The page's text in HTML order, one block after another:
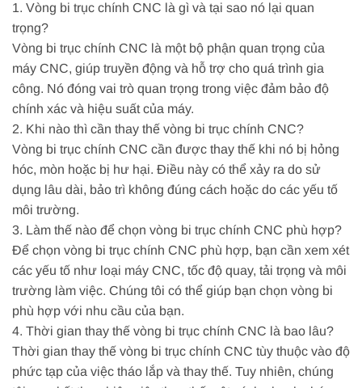
1. Vòng bi trục chính CNC là gì và tại sao nó lại quan
trọng?
Vòng bi trục chính CNC là một bộ phận quan trọng của
máy CNC, giúp truyền động và hỗ trợ cho quá trình gia
công. Nó đóng vai trò quan trọng trong việc đảm bảo độ
chính xác và hiệu suất của máy.
2. Khi nào thì cần thay thế vòng bi trục chính CNC?
Vòng bi trục chính CNC cần được thay thế khi nó bị hỏng
hóc, mòn hoặc bị hư hại. Điều này có thể xảy ra do sử
dụng lâu dài, bảo trì không đúng cách hoặc do các yếu tố
môi trường.
3. Làm thế nào để chọn vòng bi trục chính CNC phù hợp?
Để chọn vòng bi trục chính CNC phù hợp, bạn cần xem xét
các yếu tố như loại máy CNC, tốc độ quay, tải trọng và môi
trường làm việc. Chúng tôi có thể giúp bạn chọn vòng bi
phù hợp với nhu cầu của bạn.
4. Thời gian thay thế vòng bi trục chính CNC là bao lâu?
Thời gian thay thế vòng bi trục chính CNC tùy thuộc vào độ
phức tạp của việc tháo lắp và thay thế. Tuy nhiên, chúng